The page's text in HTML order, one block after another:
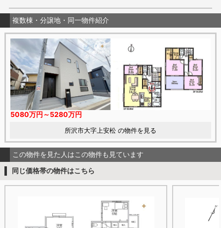
複数棟・分譲地・同一物件紹介
5080万円～5280万円
所沢市大字上安松 の物件を見る
この物件を見た人はこの物件も見ています
同じ価格帯の物件はこちら